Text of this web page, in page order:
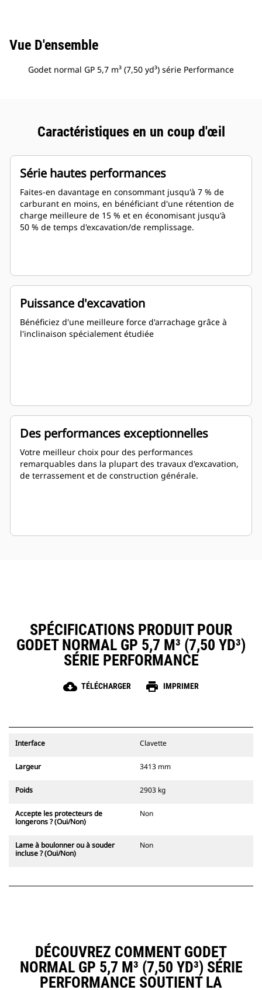
Vue D'ensemble
Godet normal GP 5,7 m³ (7,50 yd³) série Performance
Caractéristiques en un coup d'œil
Série hautes performances
Faites-en davantage en consommant jusqu'à 7 % de
carburant en moins, en bénéficiant d'une rétention de
charge meilleure de 15 % et en économisant jusqu'à
50 % de temps d'excavation/de remplissage.
Puissance d'excavation
Bénéficiez d'une meilleure force d'arrachage grâce à
l'inclinaison spécialement étudiée
Des performances exceptionnelles
Votre meilleur choix pour des performances
remarquables dans la plupart des travaux d'excavation,
de terrassement et de construction générale.
SPÉCIFICATIONS PRODUIT POUR
GODET NORMAL GP 5,7 M³ (7,50 YD³)
SÉRIE PERFORMANCE
cloud_download TÉLÉCHARGER print IMPRIMER
Interface Clavette
Largeur 3413 mm
Poids 2903 kg
Accepte les protecteurs de
longerons ? (Oui/Non)
Non
Lame à boulonner ou à souder
incluse ? (Oui/Non)
Non
DÉCOUVREZ COMMENT GODET
NORMAL GP 5,7 M³ (7,50 YD³) SÉRIE
PERFORMANCE SOUTIENT LA